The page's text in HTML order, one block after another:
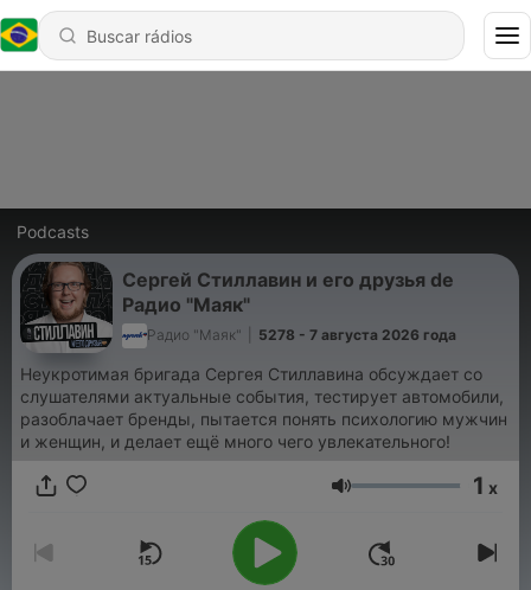
Podcasts
Сергей Стиллавин и его друзья de
Радио "Маяк"
Радио "Маяк" 5278 - 7 августа 2026 года
Неукротимая бригада Сергея Стиллавина обсуждает со
слушателями актуальные события, тестирует автомобили,
разоблачает бренды, пытается понять психологию мужчин
и женщин, и делает ещё много чего увлекательного!
Volume 1 x